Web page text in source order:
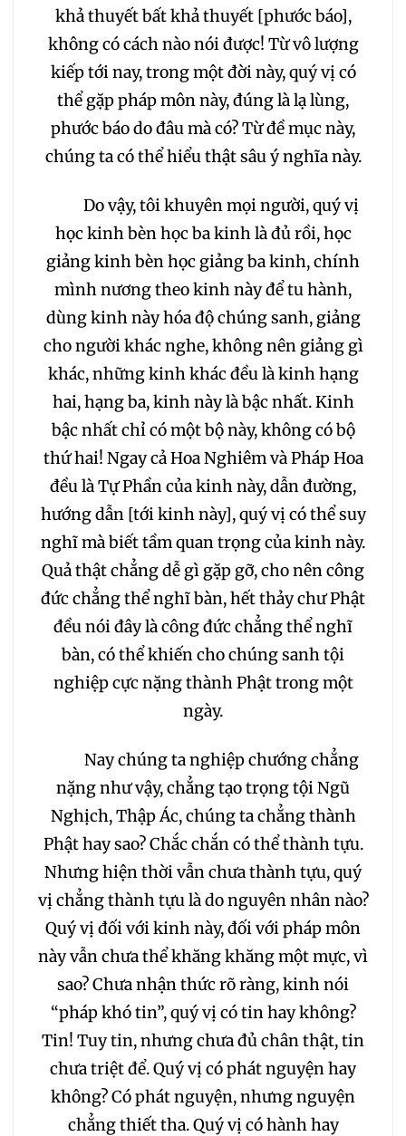
khả thuyết bất khả thuyết [phước báo],
không có cách nào nói được! Từ vô lượng
kiếp tới nay, trong một đời này, quý vị có
thể gặp pháp môn này, đúng là lạ lùng,
phước báo do đâu mà có? Từ đề mục này,
chúng ta có thể hiểu thật sâu ý nghĩa này.
Do vậy, tôi khuyên mọi người, quý vị
học kinh bèn học ba kinh là đủ rồi, học
giảng kinh bèn học giảng ba kinh, chính
mình nương theo kinh này để tu hành,
dùng kinh này hóa độ chúng sanh, giảng
cho người khác nghe, không nên giảng gì
khác, những kinh khác đều là kinh hạng
hai, hạng ba, kinh này là bậc nhất. Kinh
bậc nhất chỉ có một bộ này, không có bộ
thứ hai! Ngay cả Hoa Nghiêm và Pháp Hoa
đều là Tự Phần của kinh này, dẫn đường,
hướng dẫn [tới kinh này], quý vị có thể suy
nghĩ mà biết tầm quan trọng của kinh này.
Quả thật chẳng dễ gì gặp gỡ, cho nên công
đức chẳng thể nghĩ bàn, hết thảy chư Phật
đều nói đây là công đức chẳng thể nghĩ
bàn, có thể khiến cho chúng sanh tội
nghiệp cực nặng thành Phật trong một
ngày.
Nay chúng ta nghiệp chướng chẳng
nặng như vậy, chẳng tạo trọng tội Ngũ
Nghịch, Thập Ác, chúng ta chẳng thành
Phật hay sao? Chắc chắn có thể thành tựu.
Nhưng hiện thời vẫn chưa thành tựu, quý
vị chẳng thành tựu là do nguyên nhân nào?
Quý vị đối với kinh này, đối với pháp môn
này vẫn chưa thể khăng khăng một mực, vì
sao? Chưa nhận thức rõ ràng, kinh nói
“pháp khó tin”, quý vị có tin hay không?
Tin! Tuy tin, nhưng chưa đủ chân thật, tin
chưa triệt để. Quý vị có phát nguyện hay
không? Có phát nguyện, nhưng nguyện
chẳng thiết tha. Quý vị có hành hay